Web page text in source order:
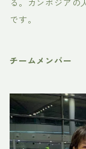
る。カンボジアの
です。
チームメンバー